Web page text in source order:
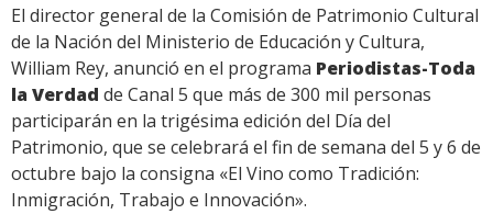
Link
El director general de la Comisión de Patrimonio Cultural
de la Nación del Ministerio de Educación y Cultura,
William Rey, anunció en el programa Periodistas-Toda
la Verdad de Canal 5 que más de 300 mil personas
participarán en la trigésima edición del Día del
Patrimonio, que se celebrará el fin de semana del 5 y 6 de
octubre bajo la consigna «El Vino como Tradición:
Inmigración, Trabajo e Innovación».